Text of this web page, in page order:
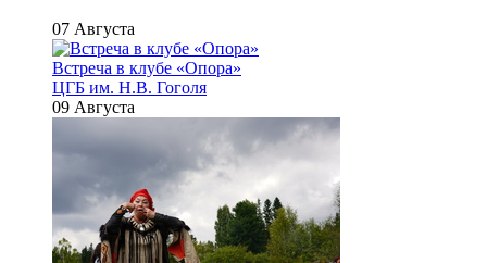
07 Августа
Встреча в клубе «Опора»
ЦГБ им. Н.В. Гоголя
09 Августа